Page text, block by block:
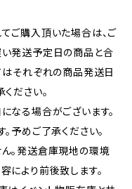
ご購入頂いた場合は、ご
発送予定日の商品と合
はそれぞれの商品発送日
ださい。
なる場合がございます。
予めご了承ください。
。発送倉庫現地の環境
により前後致します。